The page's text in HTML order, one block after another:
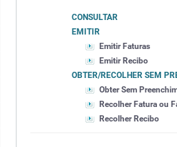
CONSULTAR
EMITIR
Emitir Faturas
Emitir Recibo
OBTER/RECOLHER SEM
Obter Sem
Recolher Fatura ou
Recolher Recibo